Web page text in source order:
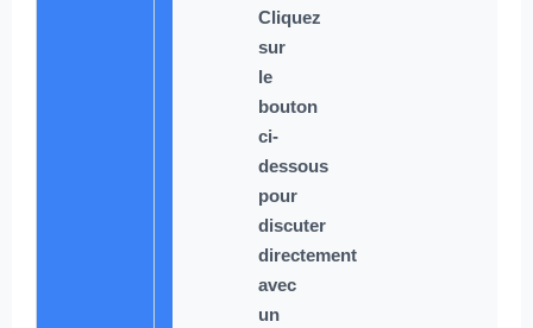
Cliquez
sur
le
bouton
ci-
dessous
pour
discuter
directement
avec
un